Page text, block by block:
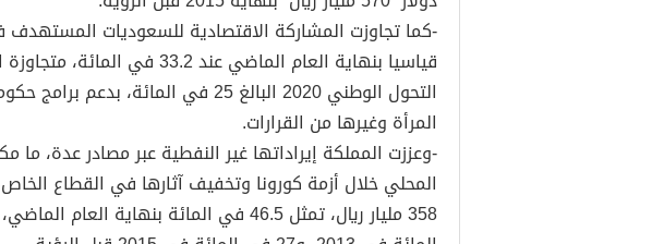
-كما تجاوزت المشاركة الاقتصادية للسعوديات
قياسيا بنهاية العام الماضي عند
التحول الوطني 2020 البالغ 25 في
المرأة وغيرها من القرارات.
-وعززت المملكة إيراداتها غير النفطية عبر مصادر عدة، ما
المحلي خلال أزمة كورونا وتخفيف آثارها في القطاع